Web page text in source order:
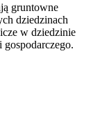
gruntowne
dziedzinach
w dziedzinie